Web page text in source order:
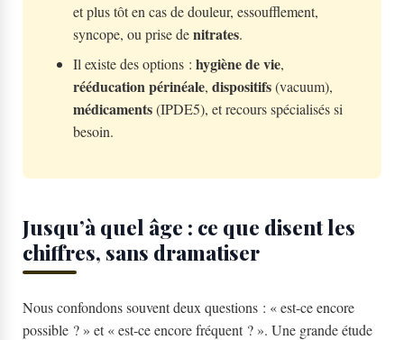
et plus tôt en cas de douleur, essoufflement,
syncope, ou prise denitrates.
Il existe des options : hygiène de vie,
rééducation périnéale, dispositifs(vacuum),
médicaments(IPDE5), et recours spécialisés si
besoin.
Jusqu’à quel âge : ce que disent les
chiffres, sans dramatiser
Nous confondons souvent deux questions : « est-ce encore
possible ? » et « est-ce encore fréquent ? ». Une grande étude